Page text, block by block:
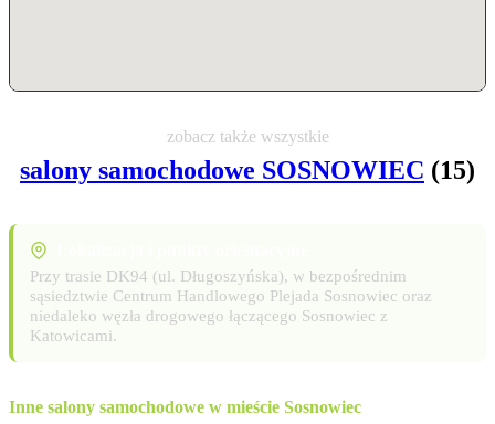
zobacz także wszystkie
salony samochodowe SOSNOWIEC (15)
Przy trasie DK94 (ul. Długoszyńska), w bezpośrednim
sąsiedztwie Centrum Handlowego Plejada Sosnowiec oraz
niedaleko węzła drogowego łączącego Sosnowiec z
Katowicami.
Inne salony samochodowe w mieście Sosnowiec